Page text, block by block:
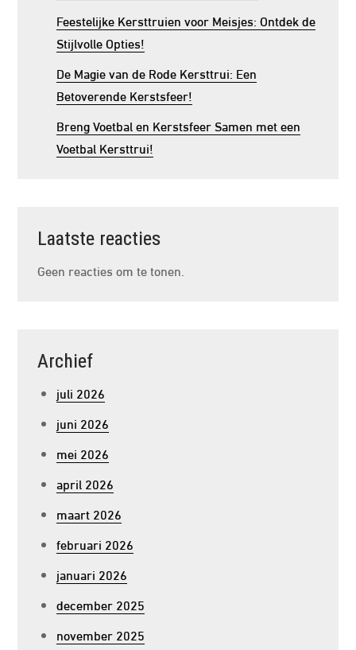
Feestelijke Kersttruien voor Meisjes: Ontdek de
Stijlvolle Opties!
De Magie van de Rode Kersttrui: Een
Betoverende Kerstsfeer!
Breng Voetbal en Kerstsfeer Samen met een
Voetbal Kersttrui!
Laatste reacties
Geen reacties om te tonen.
Archief
juli 2026
juni 2026
mei 2026
april 2026
maart 2026
februari 2026
januari 2026
december 2025
november 2025